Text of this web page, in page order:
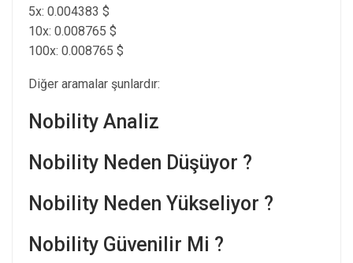
5x: 0.004383 $
10x: 0.008765 $
100x: 0.008765 $
Diğer aramalar şunlardır:
Nobility Analiz
Nobility Neden Düşüyor ?
Nobility Neden Yükseliyor ?
Nobility Güvenilir Mi ?